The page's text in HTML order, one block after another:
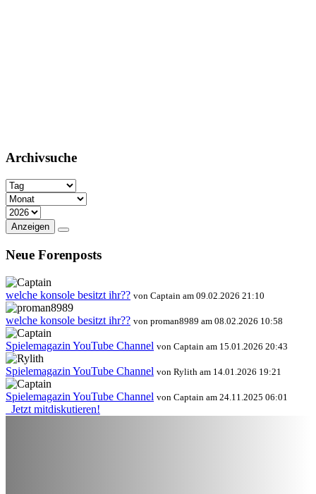
Archivsuche
Anzeigen
Neue Forenposts
welche konsole besitzt ihr?? von Captain am 09.02.2026 21:10
welche konsole besitzt ihr?? von proman8989 am 08.02.2026 10:58
Spielemagazin YouTube Channel von Captain am 15.01.2026 20:43
Spielemagazin YouTube Channel von Rylith am 14.01.2026 19:21
Spielemagazin YouTube Channel von Captain am 24.11.2025 06:01
Jetzt mitdiskutieren!